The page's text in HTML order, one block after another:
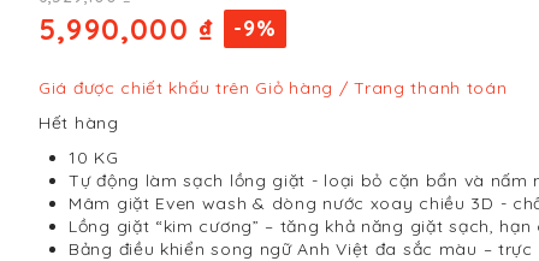
5,990,000 ₫ -9%
Giá được chiết khấu trên Giỏ hàng / Trang thanh toán
Hết hàng
10 KG
Tự động làm sạch lồng giặt - loại bỏ cặn bẩn và nấm
Mâm giặt Even wash & dòng nước xoay chiều 3D -
Lồng giặt “kim cương” – tăng khả năng giặt sạch,
Bảng điều khiển song ngữ Anh Việt đa sắc màu –